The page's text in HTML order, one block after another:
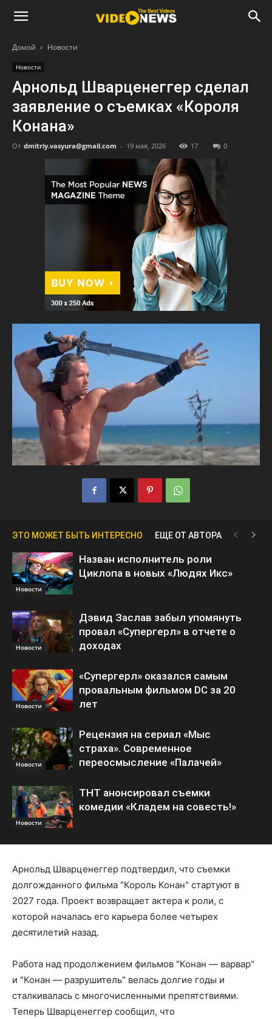
Домой Новости
Новости
Арнольд Шварценеггер сделал
заявление о съемках «Короля
Конана»
От dmitriy.vasyura@gmail.com - 19 мая, 2026 17 0
ЭТО МОЖЕТ БЫТЬ ИНТЕРЕСНО ЕЩЕ ОТ АВТОРА
Новости
Назван исполнитель роли
Циклопа в новых «Людях Икс»
Новости
Дэвид Заслав забыл упомянуть
провал «Супергерл» в отчете о
доходах
Новости
«Супергерл» оказался самым
провальным фильмом DC за 20
лет
Новости
Рецензия на сериал «Мыс
страха». Современное
переосмысление «Палачей»
Новости
ТНТ анонсировал съемки
комедии «Кладем на совесть!»
Арнольд Шварценеггер подтвердил, что съемки
долгожданного фильма "Король Конан" стартуют в
2027 года. Проект возвращает актера к роли, с
которой началась его карьера более четырех
десятилетий назад.
Работа над продолжением фильмов "Конан — варвар"
и "Конан — разрушитель" велась долгие годы и
сталкивалась с многочисленными препятствиями.
Теперь Шварценеггер сообщил, что